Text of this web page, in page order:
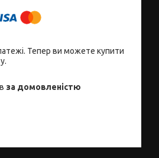
Тепер ви можете купити
за домовленістю